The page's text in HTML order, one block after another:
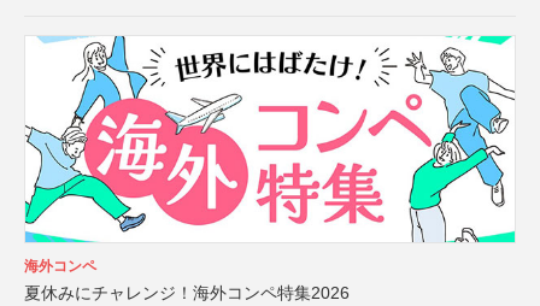
海外コンペ
夏休みにチャレンジ！海外コンペ特集2026